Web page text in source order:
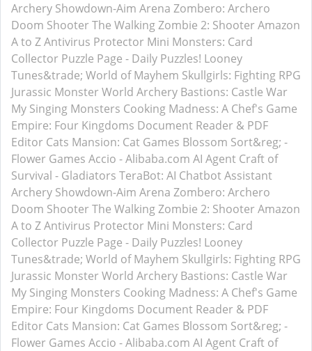
Archery Showdown-Aim Arena Zombero: Archero
Doom Shooter The Walking Zombie 2: Shooter Amazon
A to ZAntivirus Protector Mini Monsters: Card
Collector Puzzle Page - Daily Puzzles! Looney
Tunes&trade; World of Mayhem Skullgirls: Fighting RPG
Jurassic Monster World Archery Bastions: Castle War
My Singing Monsters Cooking Madness: A Chef's Game
Empire: Four Kingdoms Document Reader & PDF
Editor Cats Mansion: Cat Games Blossom Sort&reg; -
Flower Games Accio - Alibaba.com AI Agent Craft of
Survival - Gladiators TeraBot: AI Chatbot Assistant
Archery Showdown-Aim Arena Zombero: Archero
Doom Shooter The Walking Zombie 2: Shooter Amazon
A to ZAntivirus Protector Mini Monsters: Card
Collector Puzzle Page - Daily Puzzles! Looney
Tunes&trade; World of Mayhem Skullgirls: Fighting RPG
Jurassic Monster World Archery Bastions: Castle War
My Singing Monsters Cooking Madness: A Chef's Game
Empire: Four Kingdoms Document Reader & PDF
Editor Cats Mansion: Cat Games Blossom Sort&reg; -
Flower Games Accio - Alibaba.com AI Agent Craft of